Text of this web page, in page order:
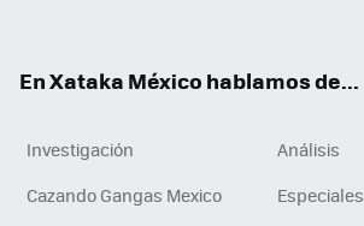
En Xataka México hablamos de...
Investigación
Análisis
Cazando Gangas Mexico
Especiales